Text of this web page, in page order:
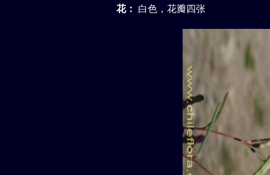
花： 白色，花瓣四张